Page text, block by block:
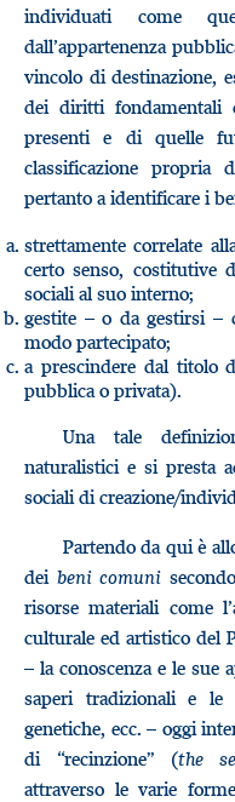
individuati come
dall’appartenenza
vincolo di destinazione,
dei diritti fondamentali
presenti e di quelle
classificazione
pertanto a identificare i
strettamente correlate
certo senso, costitutive
sociali al suo interno;
gestite – o da gestirsi –
modo partecipato;
a prescindere dal titolo
pubblica o privata).
Una tale
naturalistici e si presta
sociali di creazione/
Partendo da qui è
dei beni comuni
risorse materiali come
culturale ed artistico del
– la conoscenza e le sue
saperi tradizionali e le
genetiche, ecc. – oggi
di “recinzione” (the
attraverso le varie